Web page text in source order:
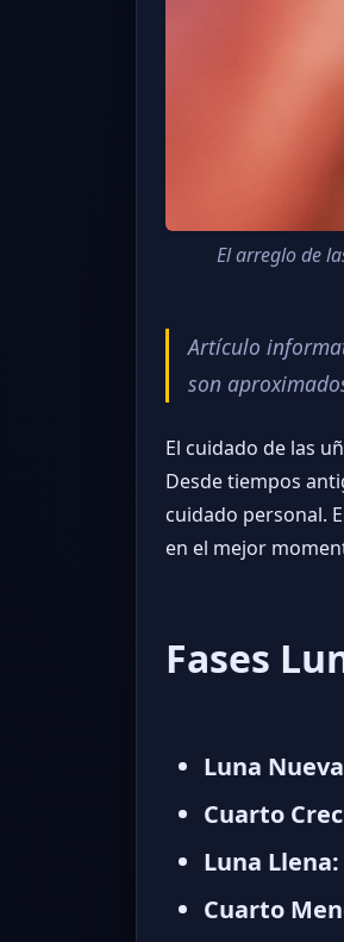
El arreglo de
Artículo
son
El cuidado de las
Desde tiempos
cuidado personal.
en el mejor
Fases
Luna
Cuarto
Luna Llena:
Cuarto